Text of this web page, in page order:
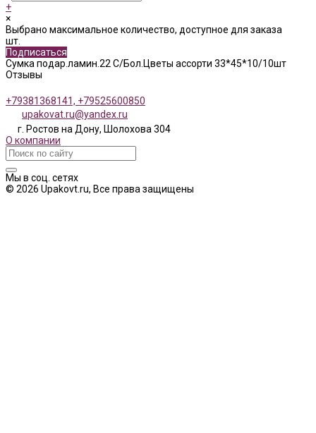
+
×
Выбрано максимальное количество, доступное для заказа
шт.
Подписаться
Сумка подар.ламин.22 С/Бол.Цветы ассорти 33*45*10/10шт
Отзывы
+79381368141, +79525600850
upakovat.ru@yandex.ru
г. Ростов на Дону, Шолохова 304
О компании
Мы в соц. сетях
© 2026 Upakovt.ru, Все права защищены